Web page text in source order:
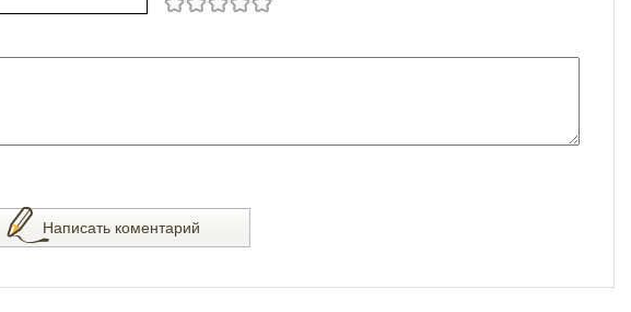
Написать коментарий